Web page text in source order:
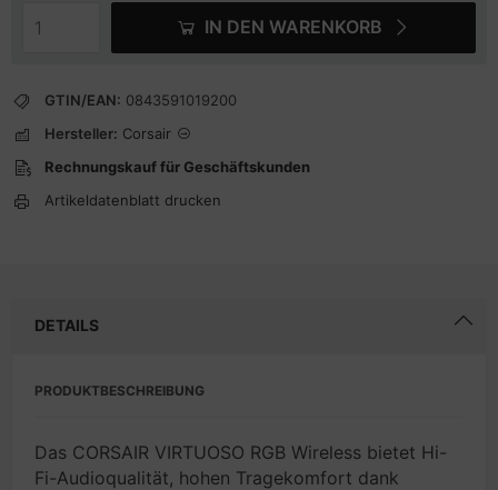
IN DEN WARENKORB
GTIN/EAN: 0843591019200
Hersteller: Corsair
Rechnungskauf für Geschäftskunden
Artikeldatenblatt drucken
DETAILS
PRODUKTBESCHREIBUNG
Das CORSAIR VIRTUOSO RGB Wireless bietet Hi-
Fi-Audioqualität, hohen Tragekomfort dank